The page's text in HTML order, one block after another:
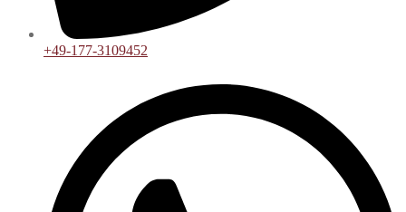
+49-177-3109452